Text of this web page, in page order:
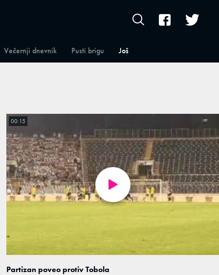
Večernji dnevnik Pusti brigu Još
Partizan poveo protiv Tobola
00:15